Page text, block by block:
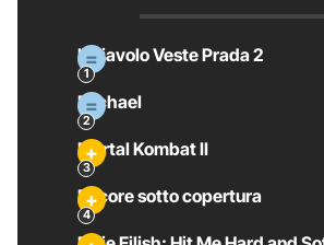
Il Diavolo Veste Prada 2
Michael
Mortal Kombat II
Pecore sotto copertura